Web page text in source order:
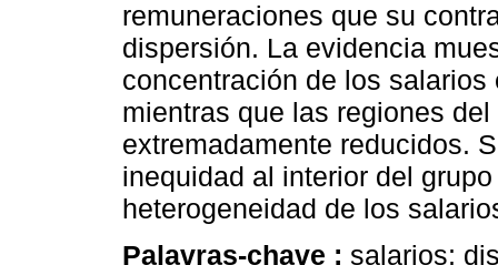
remuneraciones que su
dispersión. La evidencia
concentración de los
mientras que las regiones
extremadamente reducidos.
inequidad al interior del
heterogeneidad de los
Palavras-chave : salarios;